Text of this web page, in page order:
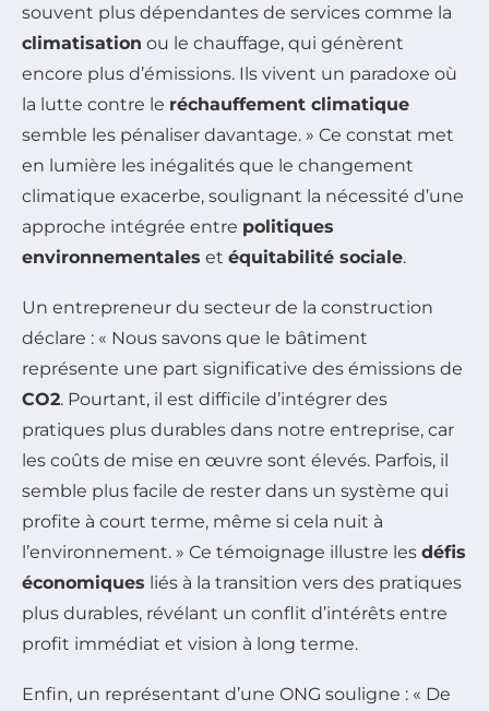
souvent plus dépendantes de services comme la
climatisation ou le chauffage, qui génèrent
encore plus d’émissions. Ils vivent un paradoxe où
la lutte contre le réchauffement climatique
semble les pénaliser davantage. » Ce constat met
en lumière les inégalités que le changement
climatique exacerbe, soulignant la nécessité d’une
approche intégrée entre politiques
environnementales et équitabilité sociale.
Un entrepreneur du secteur de la construction
déclare : « Nous savons que le bâtiment
représente une part significative des émissions de
CO2. Pourtant, il est difficile d’intégrer des
pratiques plus durables dans notre entreprise, car
les coûts de mise en œuvre sont élevés. Parfois, il
semble plus facile de rester dans un système qui
profite à court terme, même si cela nuit à
l’environnement. » Ce témoignage illustre les défis
économiques liés à la transition vers des pratiques
plus durables, révélant un conflit d’intérêts entre
profit immédiat et vision à long terme.
Enfin, un représentant d’une ONG souligne : « De